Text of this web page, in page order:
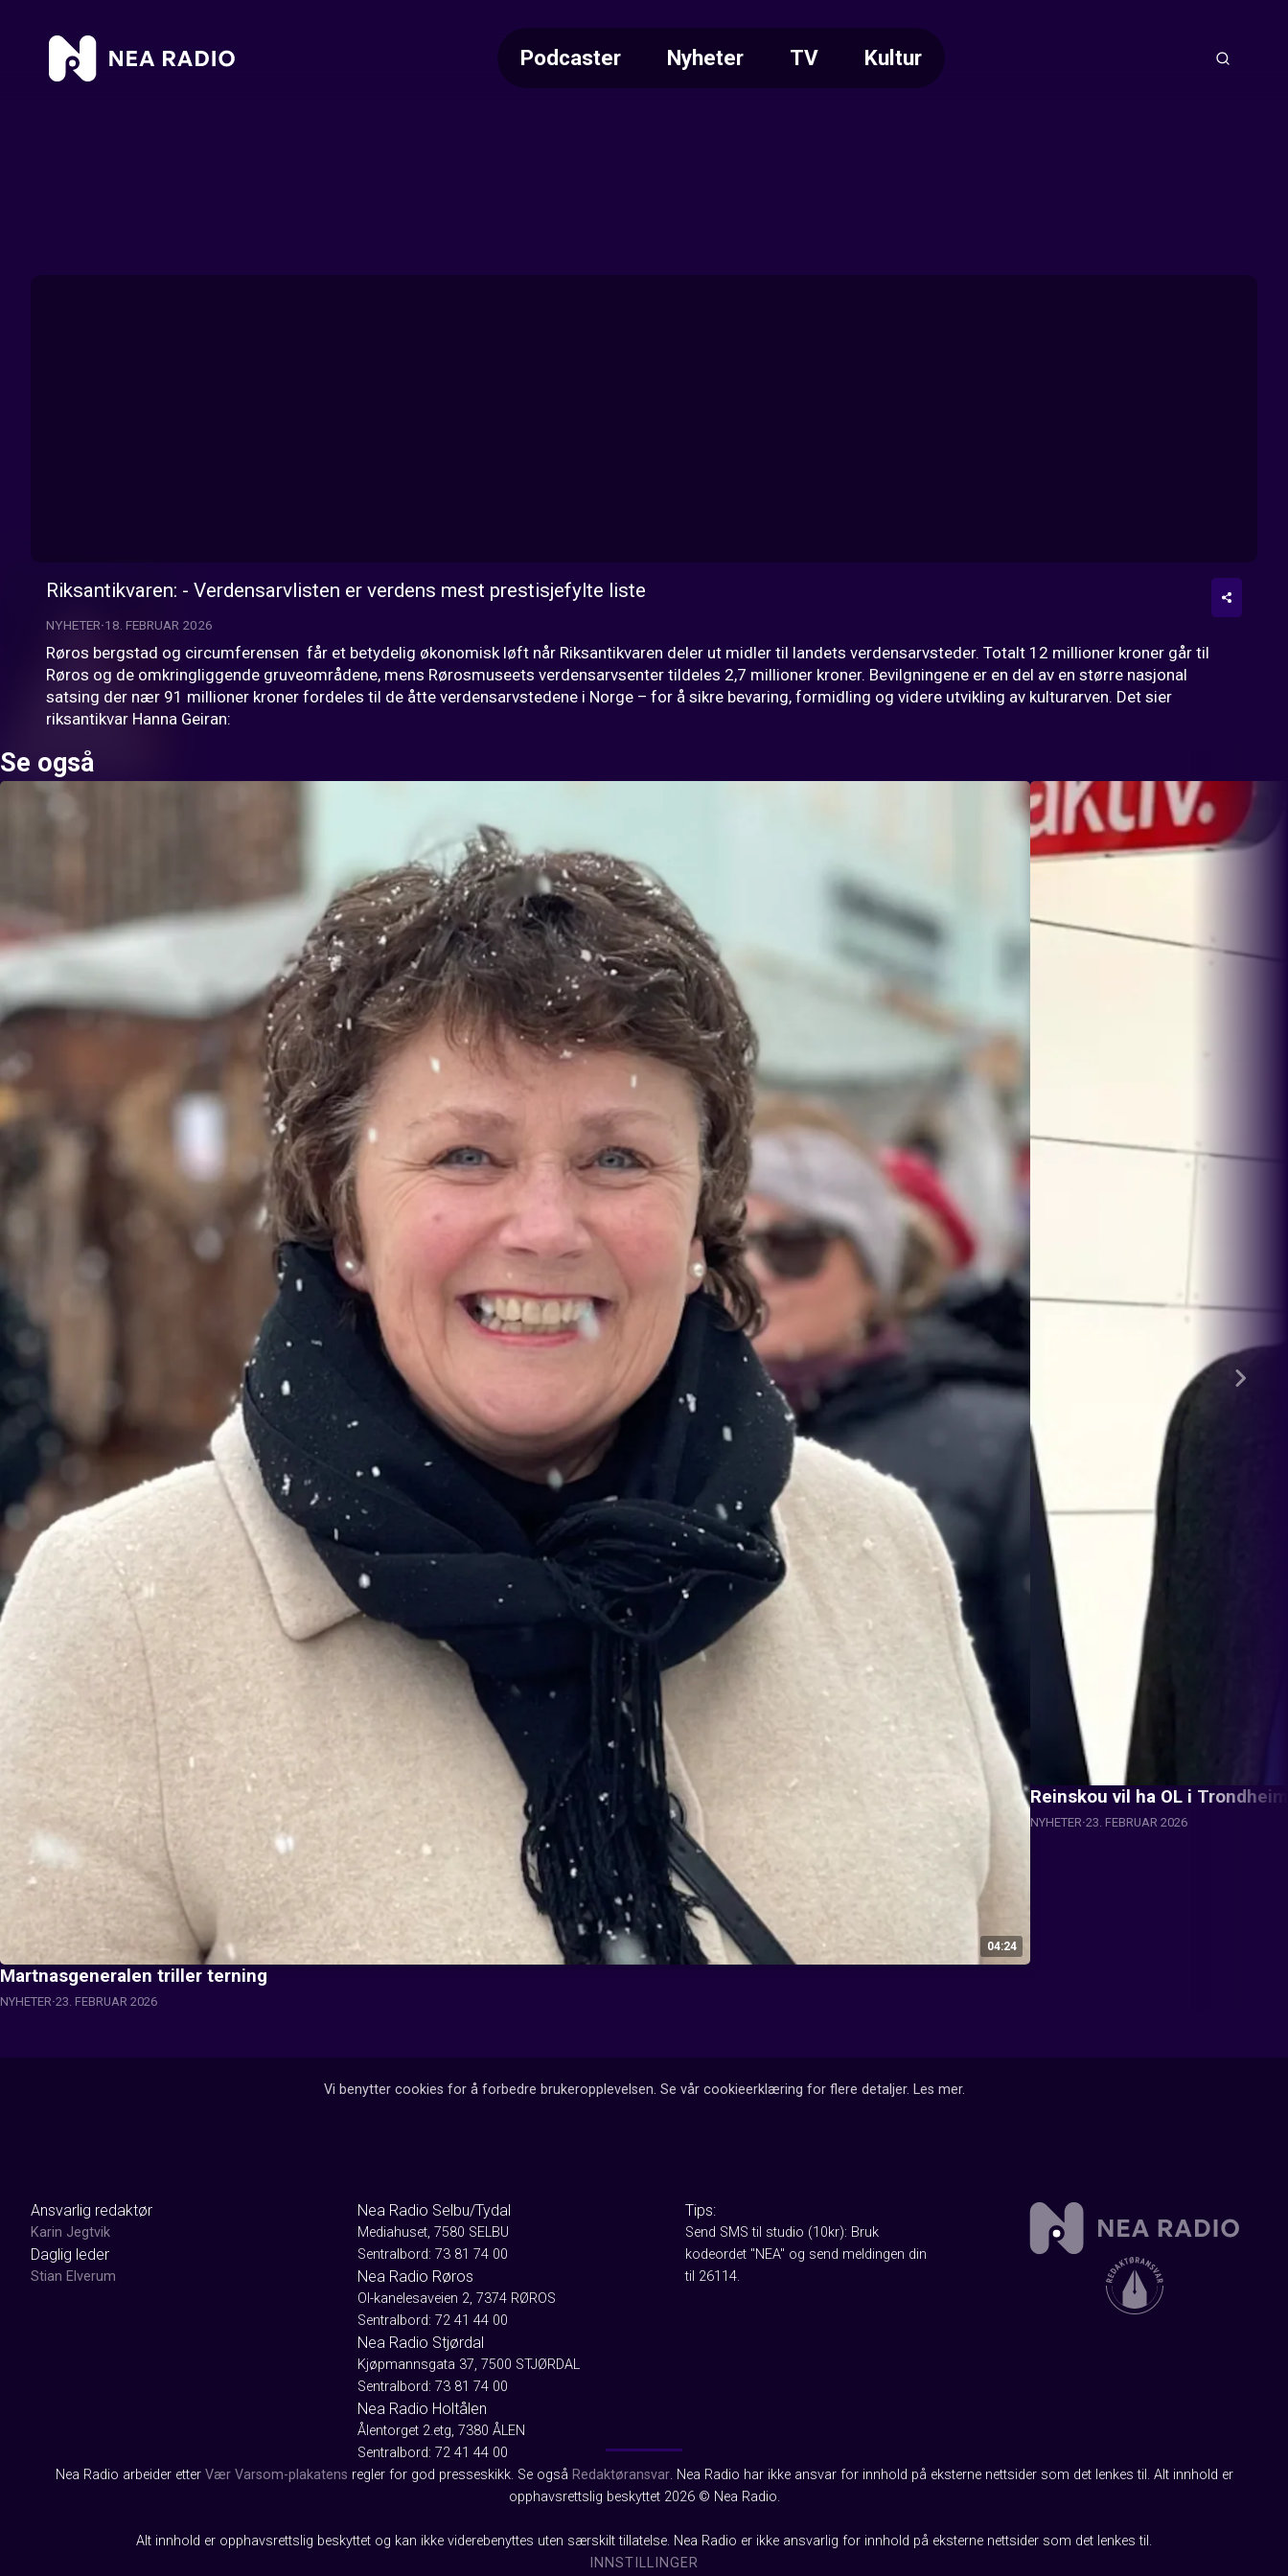
Podcaster Nyheter TV Kultur
Riksantikvaren: - Verdensarvlisten er verdens mest prestisjefylte liste
NYHETER 18. FEBRUAR 2026
Røros bergstad og circumferensen  får et betydelig økonomisk løft når Riksantikvaren deler ut midler til landets verdensarvsteder. Totalt 12 millioner kroner går til
Røros og de omkringliggende gruveområdene, mens Rørosmuseets verdensarvsenter tildeles 2,7 millioner kroner. Bevilgningene er en del av en større nasjonal
satsing der nær 91 millioner kroner fordeles til de åtte verdensarvstedene i Norge – for å sikre bevaring, formidling og videre utvikling av kulturarven. Det sier
riksantikvar Hanna Geiran:
Se også
04:24
Martnasgeneralen triller terning
NYHETER 23. FEBRUAR 2026
Reinskou vil ha OL i Trondheim
NYHETER 23. FEBRUAR 2026
Vi benytter cookies for å forbedre brukeropplevelsen. Se vår cookieerklæring for flere detaljer. Les mer.
Ansvarlig redaktør
Karin Jegtvik
Daglig leder
Stian Elverum
Nea Radio Selbu/Tydal
Mediahuset, 7580 SELBU
Sentralbord: 73 81 74 00
Nea Radio Røros
Ol-kanelesaveien 2, 7374 RØROS
Sentralbord: 72 41 44 00
Nea Radio Stjørdal
Kjøpmannsgata 37, 7500 STJØRDAL
Sentralbord: 73 81 74 00
Nea Radio Holtålen
Ålentorget 2.etg, 7380 ÅLEN
Sentralbord: 72 41 44 00
Tips:
Send SMS til studio (10kr): Bruk
kodeordet "NEA" og send meldingen din
til 26114.
Nea Radio arbeider etter Vær Varsom-plakatens regler for god presseskikk. Se også Redaktøransvar. Nea Radio har ikke ansvar for innhold på eksterne nettsider som det lenkes til. Alt innhold er
opphavsrettslig beskyttet 2026 © Nea Radio.
Alt innhold er opphavsrettslig beskyttet og kan ikke viderebenyttes uten særskilt tillatelse. Nea Radio er ikke ansvarlig for innhold på eksterne nettsider som det lenkes til.
INNSTILLINGER